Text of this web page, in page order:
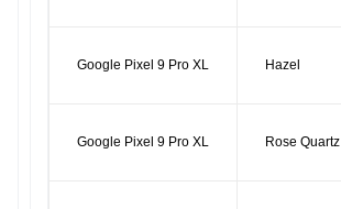
Google Pixel 9 Pro XL Hazel
Google Pixel 9 Pro XL Rose Quartz